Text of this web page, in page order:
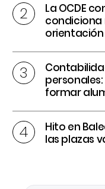
La OCDE
condiciona
formar
Hito en
las plazas